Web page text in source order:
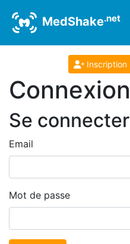
MedShake.net
Inscription
Connexion
Se connecter
Email
Mot de passe